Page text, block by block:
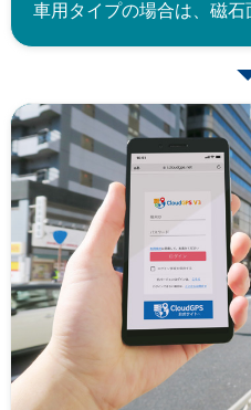
車用タイプの場合は、磁石